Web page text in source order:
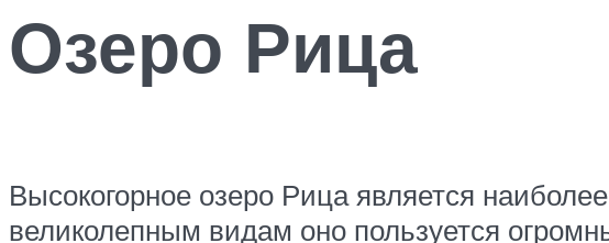
Озеро Рица
Высокогорное озеро Рица является
великолепным видам оно пользуется